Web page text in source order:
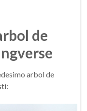
de
arbol de